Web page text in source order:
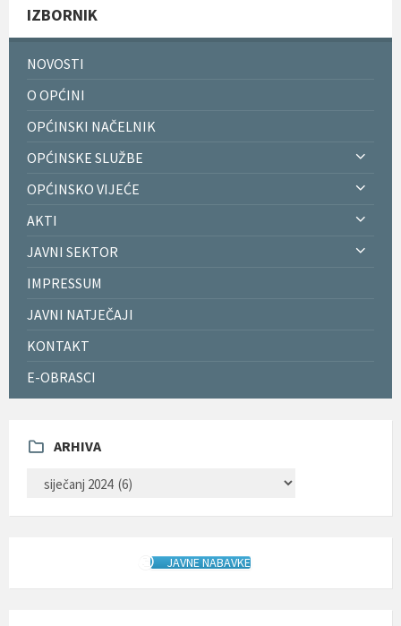
IZBORNIK
NOVOSTI
O OPĆINI
OPĆINSKI NAČELNIK
OPĆINSKE SLUŽBE
OPĆINSKO VIJEĆE
AKTI
JAVNI SEKTOR
IMPRESSUM
JAVNI NATJEČAJI
KONTAKT
E-OBRASCI
ARHIVA
JAVNE NABAVKE